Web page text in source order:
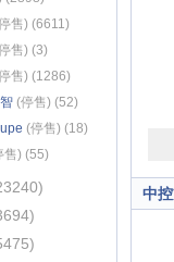
售) (6611)
售) (3)
售) (1286)
(停售) (52)
(停售) (18)
售) (55)
中